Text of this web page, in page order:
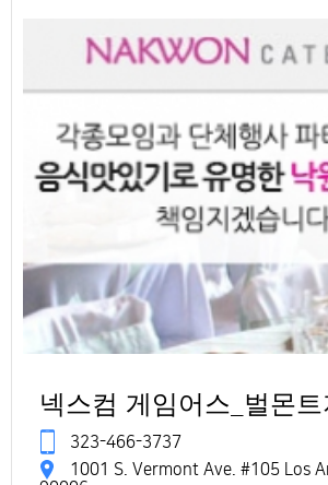
넥스컴 게임어스_벌몬트
323-466-3737
1001 S. Vermont Ave. #105 Los